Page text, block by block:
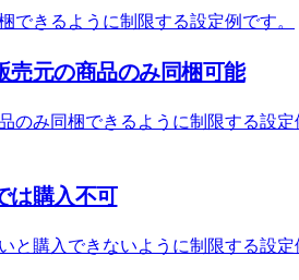
できるように制限する設定例です。
売元の商品のみ同梱可能
のみ同梱できるように制限する設定
は購入不可
と購入できないように制限する設定